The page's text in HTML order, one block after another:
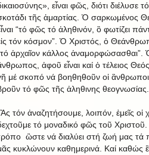
εἶναι φῶς, διότι διέλυσε
τῆς ἁμαρτίας. Ὁ σαρκωμένος
“τό φῶς τό ἀληθινόν, ὃ φωτίζει
τόν κόσμον”. Ὁ Χριστός, ὁ
ἀρχαῖον κάλλος ἀναμορφώσασθαι”. Ὁ
ἀφοῦ εἶναι καί ὁ τέλειος
μέ σκοπό νά βοηθηθοῦν οἱ
τό φῶς τῆς ἀληθινης θεογνωσίας.
τόν ἀναζητήσουμε, λοιπόν, ἐμεῖς οἱ
τό μοναδικό φῶς τοῦ
ὣστε νά διαλύει στή ζωή μας τά
κυκλώνουν καθημερινά. Καί καθώς